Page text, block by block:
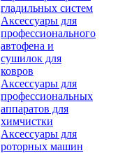
гладильных систем
Аксессуары для
профессионального
автофена и
сушилок для
ковров
Аксессуары для
профессиональных
аппаратов для
химчистки
Аксессуары для
роторных машин